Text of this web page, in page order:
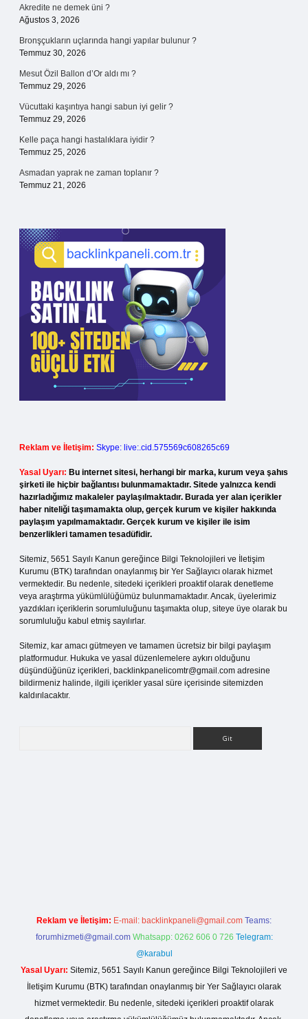
Akredite ne demek üni ?
Ağustos 3, 2026
Bronşçukların uçlarında hangi yapılar bulunur ?
Temmuz 30, 2026
Mesut Özil Ballon d’Or aldı mı ?
Temmuz 29, 2026
Vücuttaki kaşıntıya hangi sabun iyi gelir ?
Temmuz 29, 2026
Kelle paça hangi hastalıklara iyidir ?
Temmuz 25, 2026
Asmadan yaprak ne zaman toplanır ?
Temmuz 21, 2026
Reklam ve İletişim: Skype: live:.cid.575569c608265c69
Yasal Uyarı: Bu internet sitesi, herhangi bir marka, kurum veya şahıs
şirketi ile hiçbir bağlantısı bulunmamaktadır. Sitede yalnızca kendi
hazırladığımız makaleler paylaşılmaktadır. Burada yer alan içerikler
haber niteliği taşımamakta olup, gerçek kurum ve kişiler hakkında
paylaşım yapılmamaktadır. Gerçek kurum ve kişiler ile isim
benzerlikleri tamamen tesadüfidir.
Sitemiz, 5651 Sayılı Kanun gereğince Bilgi Teknolojileri ve İletişim
Kurumu (BTK) tarafından onaylanmış bir Yer Sağlayıcı olarak hizmet
vermektedir. Bu nedenle, sitedeki içerikleri proaktif olarak denetleme
veya araştırma yükümlülüğümüz bulunmamaktadır. Ancak, üyelerimiz
yazdıkları içeriklerin sorumluluğunu taşımakta olup, siteye üye olarak bu
sorumluluğu kabul etmiş sayılırlar.
Sitemiz, kar amacı gütmeyen ve tamamen ücretsiz bir bilgi paylaşım
platformudur. Hukuka ve yasal düzenlemelere aykırı olduğunu
düşündüğünüz içerikleri, backlinkpanelicomtr@gmail.com adresine
bildirmeniz halinde, ilgili içerikler yasal süre içerisinde sitemizden
kaldırılacaktır.
Reklam ve İletişim: E-mail: backlinkpaneli@gmail.com Teams:
forumhizmeti@gmail.com Whatsapp: 0262 606 0 726 Telegram:
@karabul
Yasal Uyarı: Sitemiz, 5651 Sayılı Kanun gereğince Bilgi Teknolojileri ve
İletişim Kurumu (BTK) tarafından onaylanmış bir Yer Sağlayıcı olarak
hizmet vermektedir. Bu nedenle, sitedeki içerikleri proaktif olarak